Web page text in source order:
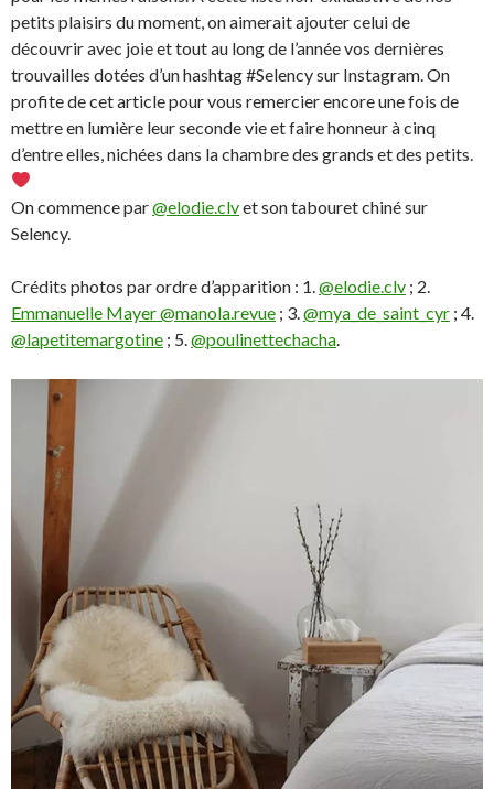
petits plaisirs du moment, on aimerait ajouter celui de
découvrir avec joie et tout au long de l’année vos dernières
trouvailles dotées d’un hashtag #Selency sur Instagram. On
profite de cet article pour vous remercier encore une fois de
mettre en lumière leur seconde vie et faire honneur à cinq
d’entre elles, nichées dans la chambre des grands et des petits.
On commence par@elodie.clvet son tabouret chiné sur
Selency.
Crédits photos par ordre d’apparition : 1. @elodie.clv ; 2.
Emmanuelle Mayer @manola.revue ; 3. @mya_de_saint_cyr ; 4.
@lapetitemargotine ; 5. @poulinettechacha